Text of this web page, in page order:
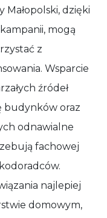
Małopolski, dzięki
mogą
z
Wsparcie
źródeł
budynków oraz
odnawialne
fachowej
najlepiej
domowym,